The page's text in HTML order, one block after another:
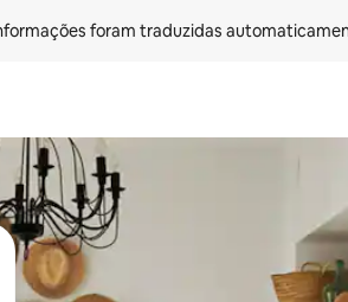
foram traduzidas